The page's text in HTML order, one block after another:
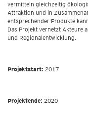
vermitteln gleichzeitig
Attraktion und in
entsprechender Produkte
Das Projekt vernetzt Akteure
und Regionalentwicklung.
Projektstart: 2017
Projektende: 2020